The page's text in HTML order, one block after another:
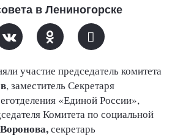
в Лениногорске
участие председатель комитета
, заместитель Секретаря
«Единой России»,
Комитета по социальной
секретарь